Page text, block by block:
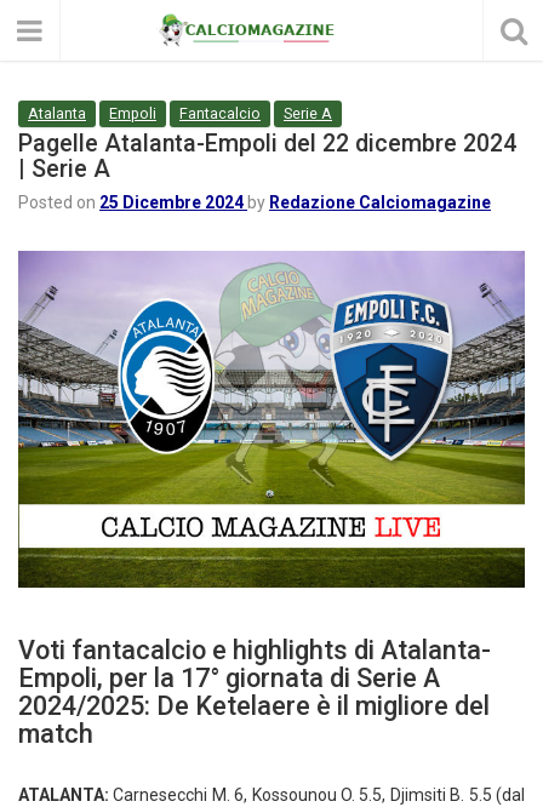
Atalanta Empoli Fantacalcio Serie A
Pagelle Atalanta-Empoli del 22 dicembre 2024
| Serie A
Posted on 25 Dicembre 2024 by Redazione Calciomagazine
Voti fantacalcio e highlights di Atalanta-
Empoli, per la 17° giornata di Serie A
2024/2025: De Ketelaere è il migliore del
match
ATALANTA: Carnesecchi M. 6, Kossounou O. 5.5, Djimsiti B. 5.5 (dal